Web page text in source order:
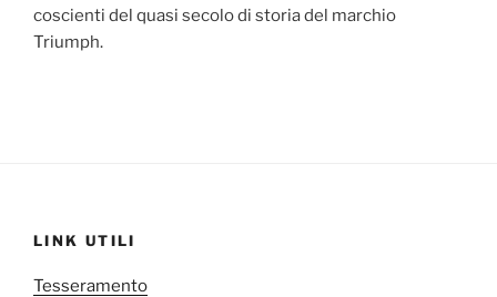
coscienti del quasi secolo di storia del marchio
Triumph.
LINK UTILI
Tesseramento